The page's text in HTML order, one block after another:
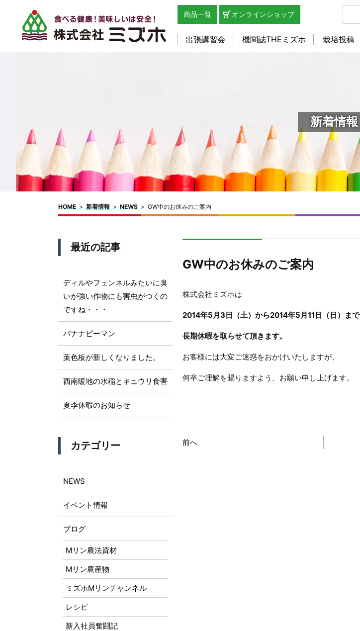
商品一覧 オンラインショップ
出張講習会 機関誌THEミズホ 栽培投稿
新着情報
HOME > 新着情報 > NEWS > GW中のお休みのご案内
GW中のお休みのご案内
株式会社ミズホは
2014年5月3日（土）から2014年5月11日（日）まで
長期休暇を取らせて頂きます。
お客様には大変ご迷惑をおかけいたしますが、
何卒ご理解を賜りますよう、お願い申し上げます。
前へ
最近の記事
ディルやフェンネルみたいに臭
いが強い作物にも害虫がつくの
ですね・・・
バナナピーマン
葉色板が新しくなりました。
西南暖地の水稲とキュウリ食害
夏季休暇のお知らせ
カテゴリー
NEWS
イベント情報
ブログ
Mリン農法資材
Mリン農産物
ミズホMリンチャンネル
レシピ
新入社員奮闘記